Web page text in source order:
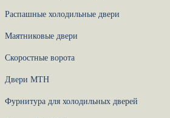
Распашные холодильные двери
Маятниковые двери
Скоростные ворота
Двери МТН
Фурнитура для холодильных дверей